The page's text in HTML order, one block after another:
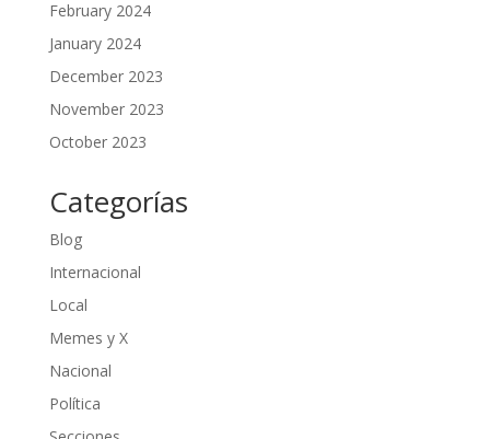
February 2024
January 2024
December 2023
November 2023
October 2023
Categorías
Blog
Internacional
Local
Memes y X
Nacional
Política